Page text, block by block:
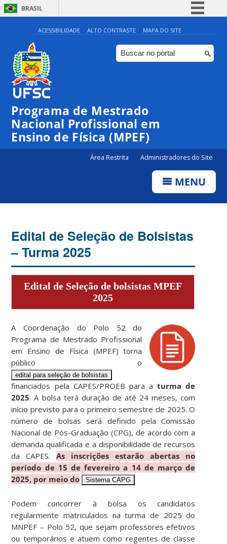
BRASIL
Simplifique!
Comunica BR
Participe
ACESSIBILIDADE ALTO CONTRASTE MAPA DO SITE
Programa de Mestrado
Nacional Profissional em
Ensino de Física (MPEF)
Área Restrita Administradores do Site
MENU
Edital de Seleção de Bolsistas
– Turma 2025
Edital de Seleção de bolsistas MPEF
2025
A Coordenação do Polo 52 do
Programa de Mestrado Profissional
em Ensino de Física (MPEF) torna
público o
edital para seleção de bolsistas
financiados pela CAPES/PROEB para aturma de
2025. A bolsa terá duração de até 24 meses, com
início previsto para o primeiro semestre de 2025. O
número de bolsas será definido pela Comissão
Nacional de Pós-Graduação (CPG), de acordo com a
demanda qualificada e a disponibilidade de recursos
da CAPES.As inscrições estarão abertas no
período de 15 de fevereiro a 14 de março de
2025, por meio do
Sistema CAPG
Podem concorrer à bolsa os candidatos
regularmente matriculados na turma de 2025 do
MNPEF – Polo 52, que sejam professores efetivos
ou temporários e atuem como regentes de classe